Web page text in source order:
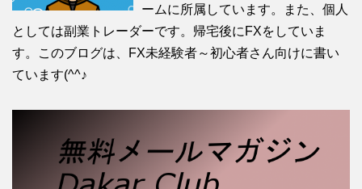
ームに所属しています。また、個人
としては副業トレーダーです。帰宅後にFXをしていま
す。このブログは、FX未経験者～初心者さん向けに書い
ています(^^♪